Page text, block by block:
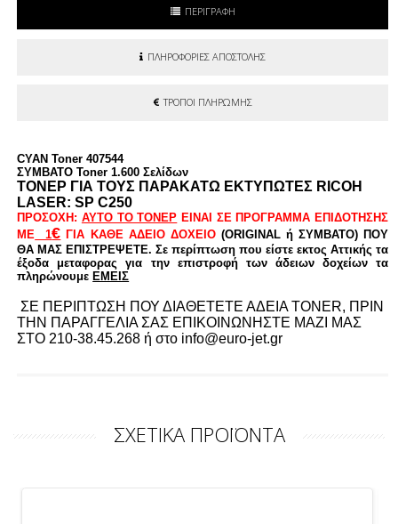
ΠΕΡΙΓΡΑΦΗ
ΠΛΗΡΟΦΟΡΙΕΣ ΑΠΟΣΤΟΛΗΣ
ΤΡΟΠΟΙ ΠΛΗΡΩΜΗΣ
CYAN Toner 407544
ΣΥΜΒΑΤΟ Toner 1.600 Σελίδων
ΤΟΝΕΡ ΓΙΑ ΤΟΥΣ ΠΑΡΑΚΑΤΩ ΕΚΤΥΠΩΤΕΣ RICOH
LASER:SP C250
ΠΡΟΣΟΧΗ: AYTO TO ΤΟΝΕΡ ΕΙΝΑΙ ΣΕ ΠΡΟΓΡΑΜΜΑ ΕΠΙΔΟΤΗΣΗΣ
ΜΕ 1€ ΓΙΑ ΚΑΘΕ ΑΔΕΙΟ ΔΟΧΕΙΟ(ORIGINAL ή ΣΥΜΒΑΤΟ) ΠΟΥ
ΘΑ ΜΑΣ ΕΠΙΣΤΡΕΨΕΤΕ. Σε περίπτωση που είστε εκτος Αττικής τα
έξοδα μεταφορας για την επιστροφή των άδειων δοχείων τα
πληρώνουμε ΕΜΕΙΣ
ΣΕ ΠΕΡΙΠΤΩΣΗ ΠΟΥ ΔΙΑΘΕΤΕΤΕ ΑΔΕΙΑ TONER, ΠΡΙΝ
ΤΗΝ ΠΑΡΑΓΓΕΛΙΑ ΣΑΣ ΕΠΙΚΟΙΝΩΝΗΣΤΕ ΜΑΖΙ ΜΑΣ
ΣΤΟ 210-38.45.268 ή στο info@euro-jet.gr
ΣΧΕΤΙΚΑ ΠΡΟΪΟΝΤΑ